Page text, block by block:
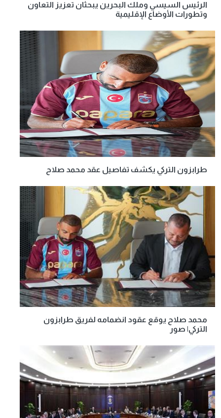
الرئيس السيسي وملك البحرين يبحثان تعزيز التعاون
وتطورات الأوضاع الإقليمية
طرابزون التركي يكشف تفاصيل عقد محمد صلاح
محمد صلاح يوقع عقود انضمامه لفريق طرابزون
التركي| صور